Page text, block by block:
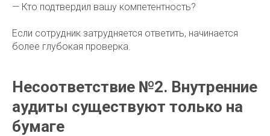
— Кто подтвердил вашу компетентность?
Если сотрудник затрудняется ответить, начинается
более глубокая проверка.
Несоответствие №2. Внутренние
аудиты существуют только на
бумаге